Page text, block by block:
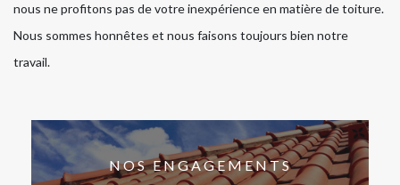
nous ne profitons pas de votre inexpérience en matière de toiture.
Nous sommes honnêtes et nous faisons toujours bien notre
travail.
NOS ENGAGEMENTS